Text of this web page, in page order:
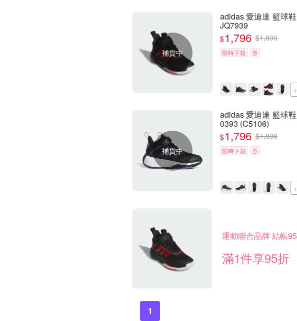
補貨中
adidas 愛迪達 籃球
JQ7939
$1,796 $1,890
限時下殺 券
補貨中
adidas 愛迪達 籃球
0393 (C5106)
$1,796 $1,890
限時下殺 券
運動聯合品牌 結帳
滿1件享95折
1